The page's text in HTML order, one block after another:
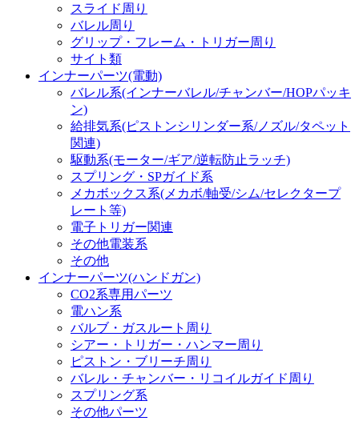
スライド周り
バレル周り
グリップ・フレーム・トリガー周り
サイト類
インナーパーツ(電動)
バレル系(インナーバレル/チャンバー/HOPパッキ
ン)
給排気系(ピストンシリンダー系/ノズル/タペット
関連)
駆動系(モーター/ギア/逆転防止ラッチ)
スプリング・SPガイド系
メカボックス系(メカボ/軸受/シム/セレクタープ
レート等)
電子トリガー関連
その他電装系
その他
インナーパーツ(ハンドガン)
CO2系専用パーツ
電ハン系
バルブ・ガスルート周り
シアー・トリガー・ハンマー周り
ピストン・ブリーチ周り
バレル・チャンバー・リコイルガイド周り
スプリング系
その他パーツ